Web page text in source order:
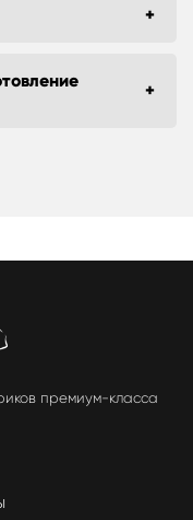
премиум-класса